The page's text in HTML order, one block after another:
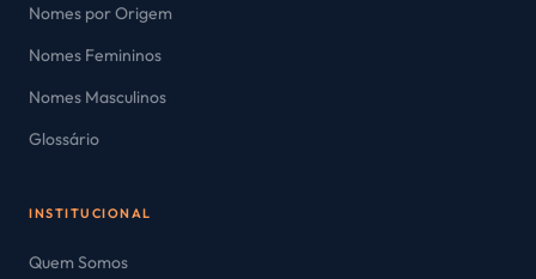
Nomes por Origem
Nomes Femininos
Nomes Masculinos
Glossário
INSTITUCIONAL
Quem Somos